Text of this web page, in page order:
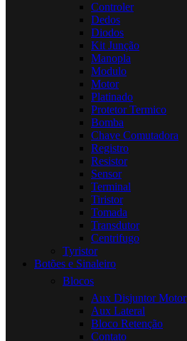
Controler
Dedos
Diodos
Kit Junção
Manopla
Modulo
Motor
Platinado
Protetor Termico
Bomba
Chave Comutadora
Registro
Resistor
Sensor
Terminal
Tiristor
Tomada
Transdutor
Centrifugo
Tyristor
Botões e Sinaleiro
Blocos
Aux Disjuntor Motor
Aux Lateral
Bloco Retenção
Contato